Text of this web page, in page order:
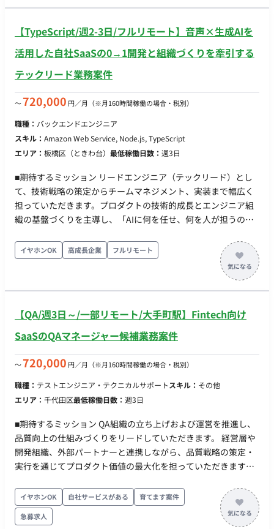
し、以下のデータを抽出する簡易システムまたはスクリプトの
ウント ・利用者の属性分析（年齢・性別） ・利用者の行動内容
分析（スマホ操作、食事など ※人数・属性と分けての抽出も
CSVやExcel等の扱いやすい数値データとして出力するまで伴走
していただきます。（現場への赴任は不要、映像データの送受
信および開発はすべてリモートで完結します） 【担当工程】 要
件定義・設計・実装・テスト・保守運用 ■チーム体制 ・プロダ
クトオーナー：1名 ・AI/データエンジニア（今回募集）：1名 ■
開発環境 ・プログラミング：Python ・FW：Google AI Studio
理ライブラリ（選定からお任せします） ■働き方 ・稼働量：週3
日〜（3ヶ月間で合計160時間程度を想定） ※稼働バランスのイ
メージ：1ヶ月目 32時間（要件整理・技術選定）/ 2ヶ月目 96時
間（システム構築・テスト）/ 3ヶ月目 32時間（10月の撮影デ
レックス稼働：可能
【TypeScript/週2-3日/フルリモート】音声×生成AIを
活用した自社SaaSの0→1開発と組織づくりを牽引する
テックリード業務案件
〜720,000 円／月 （※月160時間稼働の場合・税別）
職種： バックエンドエンジニア
スキル： Amazon Web Service, Node.js, TypeScript
エリア： 板橋区（ときわ台） 最低稼働日数： 週3日
■期待するミッション リードエンジニア（テックリード）とし
て、技術戦略の策定からチームマネジメント、実装まで幅広く
担っていただきます。プロダクトの技術的成長とエンジニア組
織の基盤づくりを主導し、「AIに何を任せ、何を人が担うの
されています。 ■業務内容・担当工程 音声処理パイプラインの
最適化、同時通話対応に向けたスケービリティ設計、Web管理
画面のフルスタック開発、データベース設計、インフラ設計・
構築など、仕様検討から実装、運用改善まで一気通貫で携わっ
ト・保守運用】 ■チーム体制 ・全体：5名（正社員4名、業務委
託1名 ※ハイレイヤー2名含む） ・プロダクトオーナー（代
表）：1名 ・エンジニア（AI、フルスタック、インフラ等）：4
名 ■開発環境 - プログラミング：TypeScript, Python - FW：
PostgreSQL - インフラ：AWS, Vercel, Docker, GitHub Actions,
GitHub, Notion, Linear, ChatGPT, LangChain, Claude,
日〜週3日 - リモート稼働：フルリモート - フレックス稼働：相
談可
イヤホンOK 高成長企業 フルリモート
【QA/週3日～/一部リモート/大手町駅】Fintech向け
SaaSのQAマネージャー候補業務案件
〜720,000 円／月 （※月160時間稼働の場合・税別）
職種： テストエンジニア・テクニカルサポートスキル： その他
エリア： 千代田区最低稼働日数： 週3日
■期待するミッション QA組織の立ち上げおよび運営を推進し、
品質向上の仕組みづくりをリードしていただきます。 経営層や
開発組織、外部パートナーと連携しながら、品質戦略の策定・
実行を通じてプロダクト価値の最大化を担っていただきます。
KPIの策定支援 ・QA戦略およびロードマップの立案・推進 ・経
営層へのレポーティング 【品質管理体制の構築】 ・品質基準の
策定 ・リリース承認フローの整備 ・品質メトリクスの設計およ
イヤホンOK 自社サービスがある
育てます案件
急募求人